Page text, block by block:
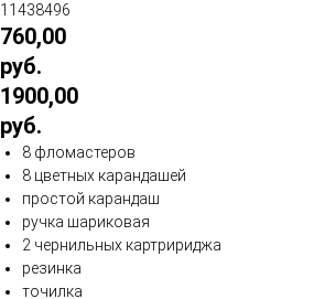
11438496
760,00
руб.
1900,00
руб.
8 фломастеров
8 цветных карандашей
простой карандаш
ручка шариковая
2 чернильных картририджа
резинка
точилка